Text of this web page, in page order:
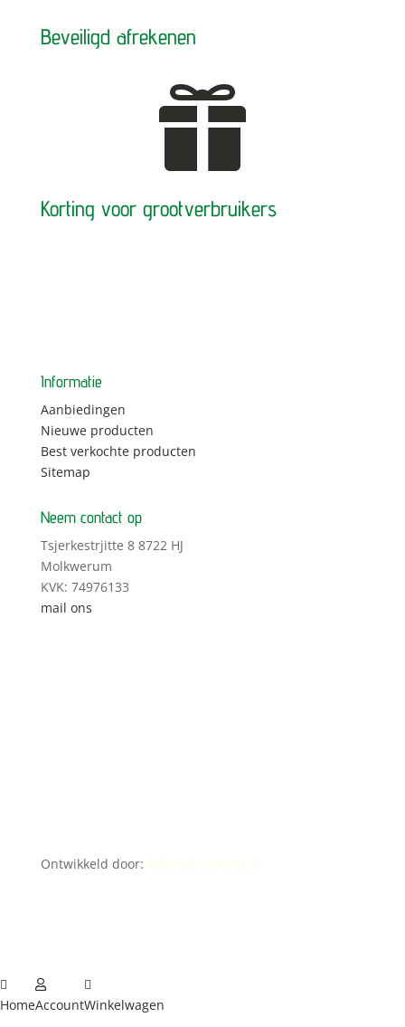
Beveiligd afrekenen

Korting voor grootverbruikers
Informatie
Aanbiedingen
Nieuwe producten
Best verkochte producten
Sitemap
Neem contact op
Tsjerkestrjitte 8 8722 HJ
Molkwerum
KVK: 74976133
mail ons
Ontwikkeld door:
HomeAccountWinkelwagen